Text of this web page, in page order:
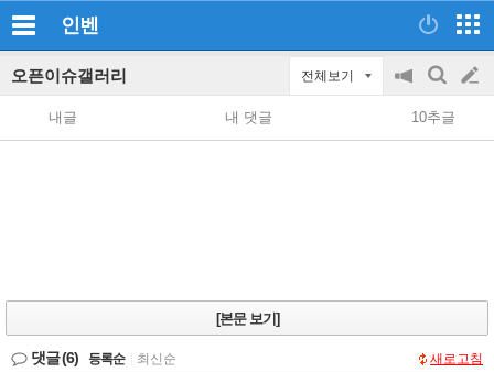
인벤
오픈이슈갤러리 전체보기
공
지
on/off
검
색
글
쓰
내글 내 댓글 10추글
[본문 보기]
댓글(6) 등록순 최신순 새로고침